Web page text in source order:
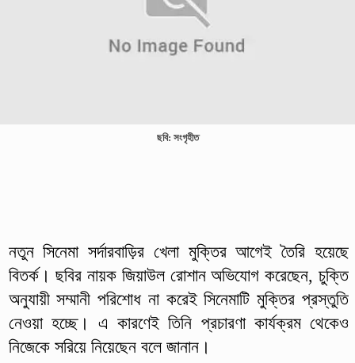
ছবি: সংগৃহীত
নতুন সিনেমা সর্দারবাড়ির খেলা মুক্তির আগেই তৈরি হয়েছে
বিতর্ক। ছবির নায়ক জিয়াউল রোশান অভিযোগ করেছেন, চুক্তি
অনুযায়ী সম্মানী পরিশোধ না করেই সিনেমাটি মুক্তির প্রস্তুতি
নেওয়া হচ্ছে। এ কারণেই তিনি প্রচারণা কার্যক্রম থেকেও
নিজেকে সরিয়ে নিয়েছেন বলে জানান।